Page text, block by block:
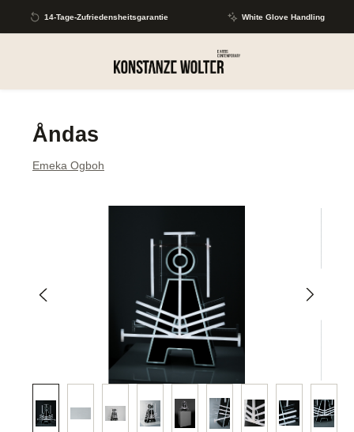
Zum Hauptinhalt springen
14-Tage-Zufriedensheitsgarantie White Glove Handling
Åndas
Emeka Ogboh